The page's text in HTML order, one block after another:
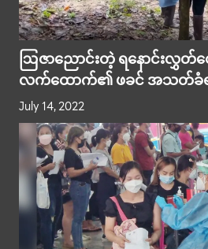
ဩဇာညောင်းတဲ့ ရနောင်းလွှ
လက်ထောက်၏ ဖခင် အသတ်ခံ
မြန်မာ အလုပ်သမား ၂၀ ဦးထက်
စစ်ဆေးခံနေရ
July 14, 2022